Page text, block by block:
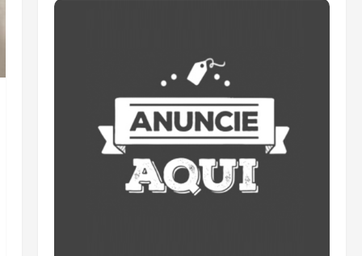
2
da renda é comprometida
com dívidas
qui 06/08/2026 • 15:09
Entenda o que muda com a
nova Lei do Frete
qui 06/08/2026 • 15:00